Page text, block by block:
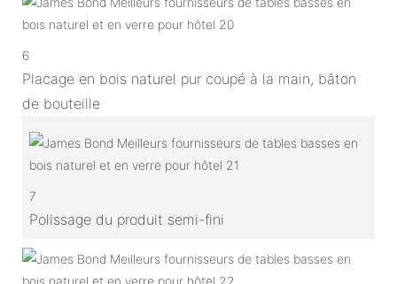
6
Placage en bois naturel pur coupé à la main, bâton
de bouteille
7
Polissage du produit semi-fini